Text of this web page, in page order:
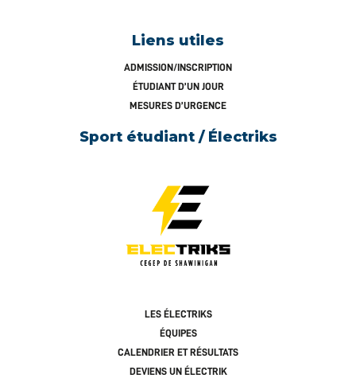
Sport étudiant / Électriks
LES ÉLECTRIKS
ÉQUIPES
CALENDRIER ET RÉSULTATS
DEVIENS UN ÉLECTRIK
Liens utiles
ADMISSION/INSCRIPTION
ÉTUDIANT D’UN JOUR
MESURES D’URGENCE